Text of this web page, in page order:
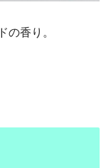
の香り。